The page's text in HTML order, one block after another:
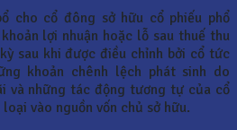
cho cổ đông sở hữu cổ phiếu phổ
lợi nhuận hoặc lỗ sau thuế thu
sau khi được điều chỉnh bởi cổ tức
khoản chênh lệch phát sinh do
và những tác động tương tự của cổ
vào nguồn vốn chủ sở hữu.